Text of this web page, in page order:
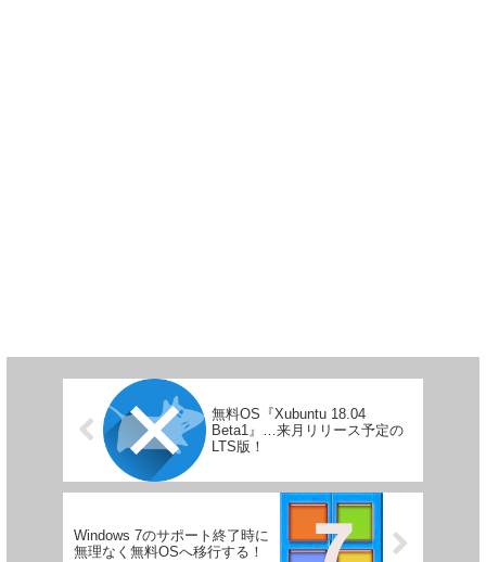
無料OS『Xubuntu 18.04
Beta1』…来月リリース予定の
LTS版！
Windows 7のサポート終了時に
無理なく無料OSへ移行する！